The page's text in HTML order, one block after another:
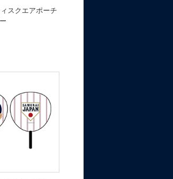
スクエアポーチ